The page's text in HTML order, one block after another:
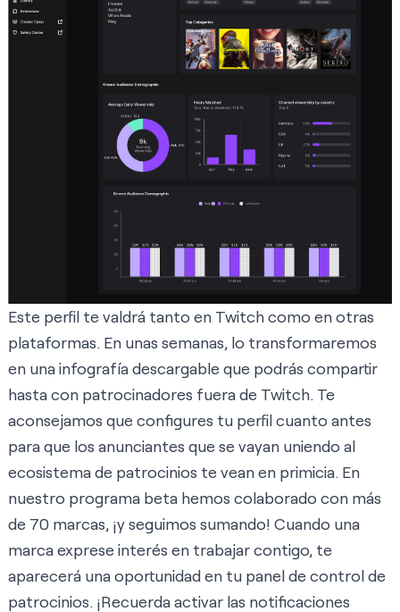
Este perfil te valdrá tanto en Twitch como en otras
plataformas. En unas semanas, lo transformaremos
en una infografía descargable que podrás compartir
hasta con patrocinadores fuera de Twitch. Te
aconsejamos que configures tu perfil cuanto antes
para que los anunciantes que se vayan uniendo al
ecosistema de patrocinios te vean en primicia. En
nuestro programa beta hemos colaborado con más
de 70 marcas, ¡y seguimos sumando! Cuando una
marca exprese interés en trabajar contigo, te
aparecerá una oportunidad en tu panel de control de
patrocinios. ¡Recuerda activar las notificaciones